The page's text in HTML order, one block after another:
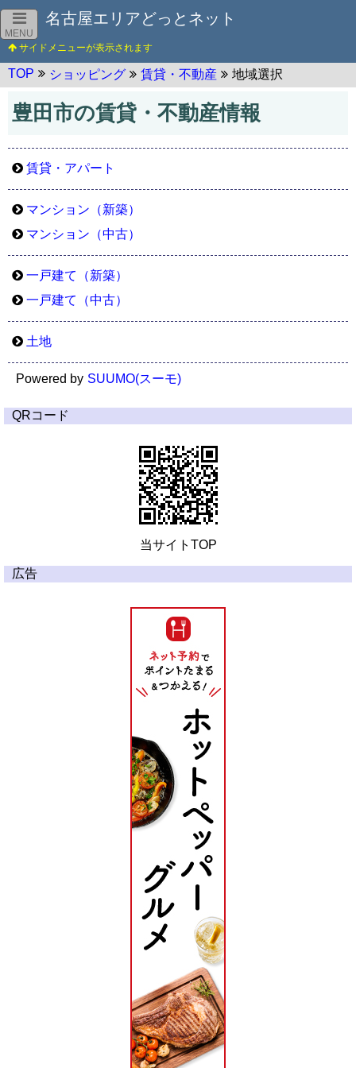
MENU
名古屋エリアどっとネット
TOP ショッピング 賃貸・不動産 地域選択
豊田市の賃貸・不動産情報
賃貸・アパート
マンション（新築）
マンション（中古）
一戸建て（新築）
一戸建て（中古）
土地
Powered by SUUMO(スーモ)
QRコード
当サイトTOP
広告